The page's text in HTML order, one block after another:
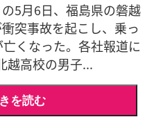
5月6日、福島県の磐越
突事故を起こし、乗っ
くなった。各社報道に
越高校の男子...
を読む